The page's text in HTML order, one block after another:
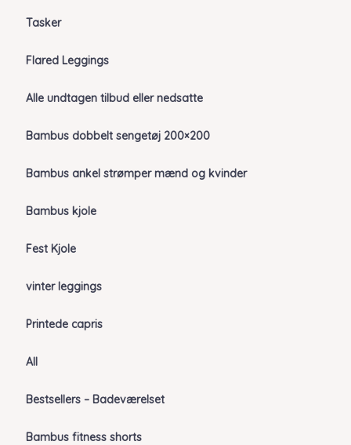
Tasker
Flared Leggings
Alle undtagen tilbud eller nedsatte
Bambus dobbelt sengetøj 200×200
Bambus ankel strømper mænd og kvinder
Bambus kjole
Fest Kjole
vinter leggings
Printede capris
All
Bestsellers – Badeværelset
Bambus fitness shorts